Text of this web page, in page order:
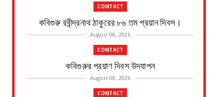
CONTACT
কবিগুরু রবীন্দ্রনাথ ঠাকুরের ৮৬ তম প্রয়ান দিবস।
August 08, 2026
CONTACT
কবিগুরুর প্রয়াণ দিবস উদযাপন
August 08, 2026
CONTACT